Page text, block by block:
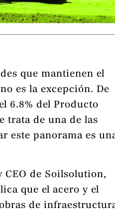
que mantienen el
es la excepción. De
6.8% del Producto
trata de una de las
este panorama es
de Soilsolution,
que el acero y el
de